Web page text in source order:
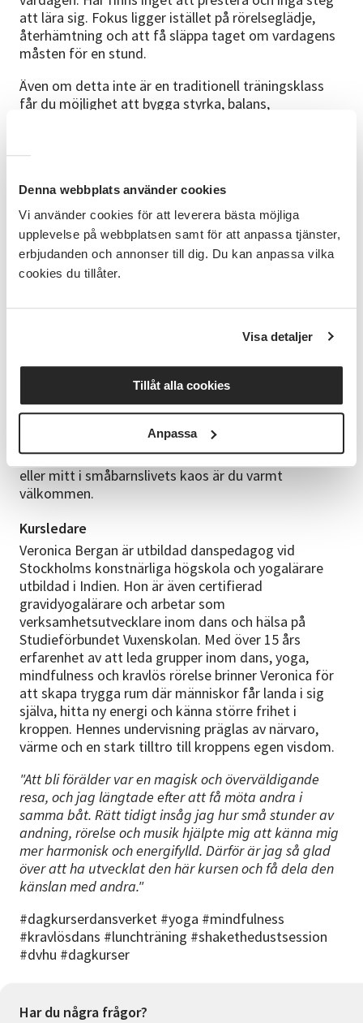
Denna webbplats använder cookies
Vi använder cookies för att leverera bästa möjliga
upplevelse på webbplatsen samt för att anpassa tjänster,
erbjudanden och annonser till dig. Du kan anpassa vilka
cookies du tillåter.
Visa detaljer
Tillåt alla cookies
Anpassa
att lära sig. Fokus ligger istället på rörelseglädje,
återhämtning och att få släppa taget om vardagens
måsten för en stund.
Även om detta inte är en traditionell träningsklass
får du möjlighet att bygga styrka, balans,
småbarnsförälder. Allt sker i ett mjukt och tillåtande
ni är.
Flow med Bebis handlar lika mycket om gemenskap
som rörelse. Här får du träffa andra föräldralediga,
dela erfarenheter och skapa nya kontakter samtidigt
som du ger dig själv en stund av återhämtning, musik
0–12 månader. Bebis kan vara i sjal eller sele, men det
går också bra att hålla bebis eller låta hen ligga på en
filt en stund när det passar.
Du behöver ingen tidigare erfarenhet av dans eller
yoga. Oavsett om du känner dig stark, trött, pigg
eller mitt i småbarnslivets kaos är du varmt
välkommen.
Kursledare
Veronica Bergan är utbildad danspedagog vid
Stockholms konstnärliga högskola och yogalärare
utbildad i Indien. Hon är även certifierad
gravidyogalärare och arbetar som
verksamhetsutvecklare inom dans och hälsa på
Studieförbundet Vuxenskolan. Med över 15 års
erfarenhet av att leda grupper inom dans, yoga,
mindfulness och kravlös rörelse brinner Veronica för
att skapa trygga rum där människor får landa i sig
själva, hitta ny energi och känna större frihet i
kroppen. Hennes undervisning präglas av närvaro,
värme och en stark tilltro till kroppens egen visdom.
"Att bli förälder var en magisk och överväldigande
resa, och jag längtade efter att få möta andra i
samma båt. Rätt tidigt insåg jag hur små stunder av
andning, rörelse och musik hjälpte mig att känna mig
mer harmonisk och energifylld. Därför är jag så glad
över att ha utvecklat den här kursen och få dela den
känslan med andra."
#dagkurserdansverket #yoga #mindfulness
#kravlösdans #lunchträning #shakethedustsession
#dvhu #dagkurser
Har du några frågor?